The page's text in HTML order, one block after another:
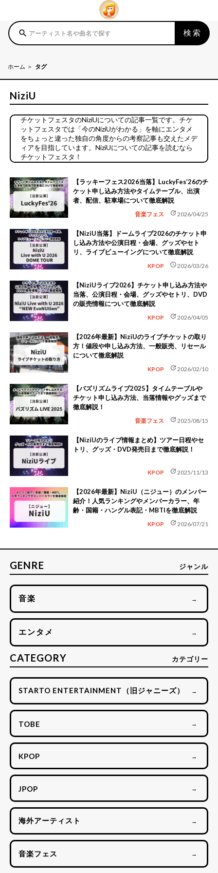
search 検索
ホーム タグ
NiziU
チケットフェスタのNiziUについての記事一覧です。チケ
ットフェスタでは「今のNiziUがわかる」を軸にエンタメ
をちょっと違った独自の角度からの考察記事も交えたメデ
ィアを目指しています。NiziUについての記事を読むなら
チケットフェスタ！
【ラッキーフェス2026当落】LuckyFes’26のチ
ケット申し込み方法やタイムテーブル、出演
者、配信、駐車場について徹底解説
音楽フェス update2026/04/25
【NiziU当落】ドームライブ2026のチケット申
し込み方法や公演日程・会場、グッズやセト
リ、ライブビューイングについて徹底解説
KPOP schedule2026/03/26
【NiziUライブ2026】チケット申し込み方法や
当落、公演日程・会場、グッズやセトリ、DVD
の販売情報について徹底解説
KPOP update2026/04/05
【2026年最新】NiziUのライブチケットの取り
方！値段や申し込み方法、一般販売、リセール
について徹底解説
KPOP update2026/02/10
【バズリズムライブ2025】タイムテーブルや
チケット申し込み方法、当落情報やグッズまで
徹底解説！
音楽フェス update2025/08/15
【NiziUのライブ情報まとめ】ツアー日程やセ
トリ、グッズ・DVD発売日まで徹底解説！
KPOP update2025/11/13
【2026年最新】NiziU（ニジュー）のメンバー
紹介！人気ランキングやメンバーカラー、年
齢・国籍・ハングル表記・MBTIを徹底解説
KPOP update2026/07/21
GENRE ジャンル
音楽 →
エンタメ →
CATEGORY カテゴリー
STARTO ENTERTAINMENT（旧ジャニーズ） →
TOBE →
KPOP →
JPOP →
海外アーティスト →
音楽フェス →